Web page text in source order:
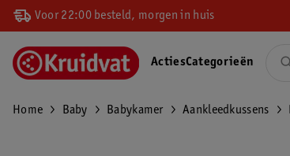
Voor 22:00 besteld, morgen in huis
ActiesCategorieën
Home Baby Babykamer Aankleedkussens